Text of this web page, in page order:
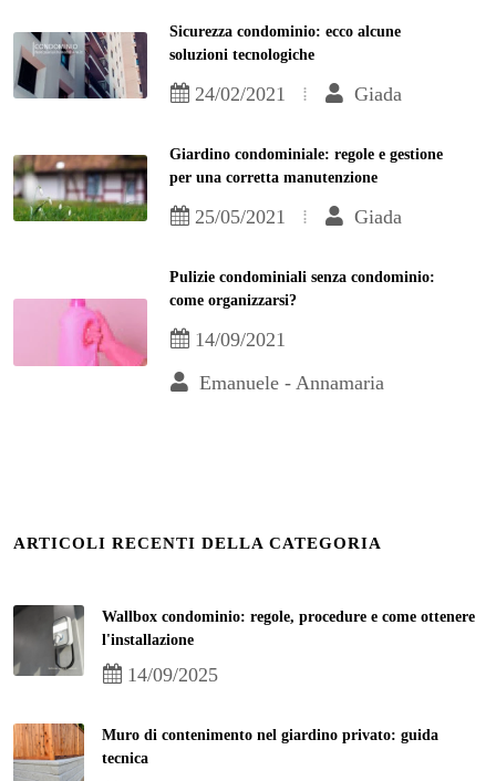
Sicurezza condominio: ecco alcune
soluzioni tecnologiche
24/02/2021 Giada
Giardino condominiale: regole e gestione
per una corretta manutenzione
25/05/2021 Giada
Pulizie condominiali senza condominio:
come organizzarsi?
14/09/2021
Emanuele - Annamaria
ARTICOLI RECENTI DELLA CATEGORIA
Wallbox condominio: regole, procedure e come ottenere
l'installazione
14/09/2025
Muro di contenimento nel giardino privato: guida
tecnica